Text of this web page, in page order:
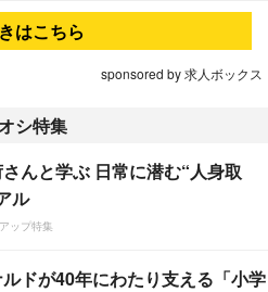
はこちら
sponsored by 求人ボックス
シ特集
んと学ぶ 日常に潜む“人身取
ル
ップ特集
ドが40年にわたり支える「小学